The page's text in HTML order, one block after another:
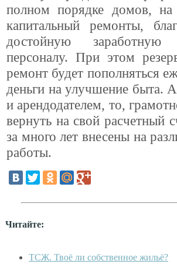
полном порядке домов,
капитальный ремонты,
достойную
персоналу. При этом
ремонт будет пополняться
деньги на улучшение быта.
и арендодателем, то,
вернуть на свой расчетный
за много лет внесены на
работы.
Читайте:
ТСЖ. Твоё ли собственное жильё?